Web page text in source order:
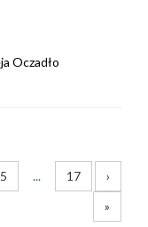
Oczadło
5 ... 17
›
»